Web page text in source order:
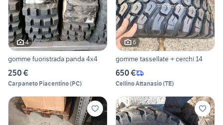
4
gomme fuoristrada panda 4x4
250 €
Carpaneto Piacentino(PC)
6
gomme tassellate + cerchi 14
650 €
Cellino Attanasio(TE)